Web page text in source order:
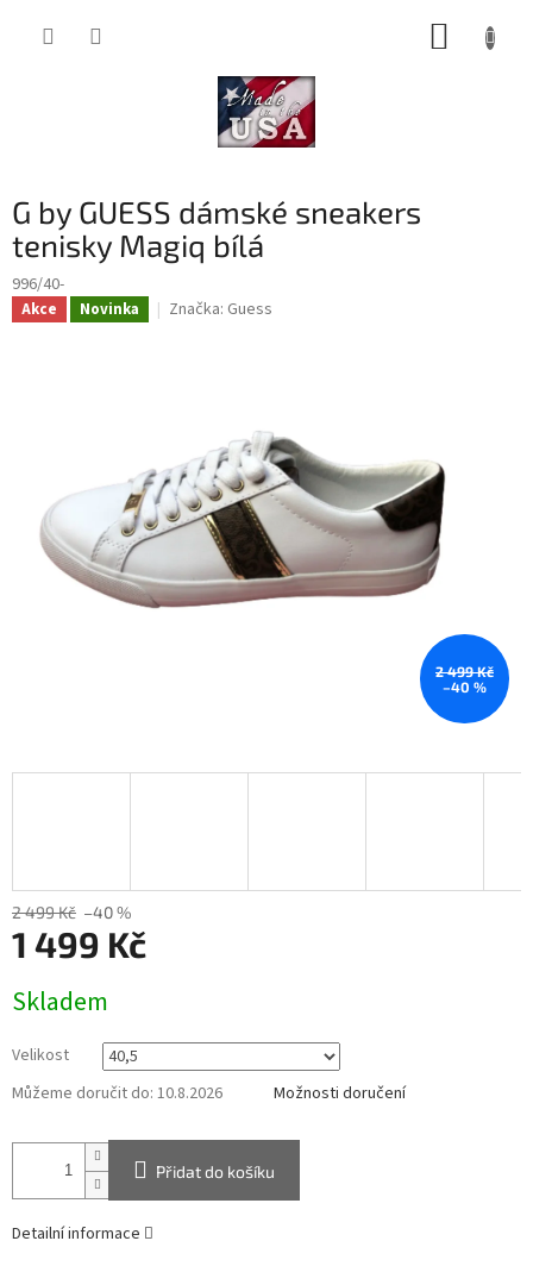
G by GUESS dámské sneakers
tenisky Magiq bílá
996/40-
Akce Novinka Značka: Guess
2 499 Kč
–40 %
2 499 Kč –40 %
1 499 Kč
cena:
Skladem
Velikost
Můžeme doručit do: 10.8.2026 Možnosti doručení
Přidat do košíku
Detailní informace